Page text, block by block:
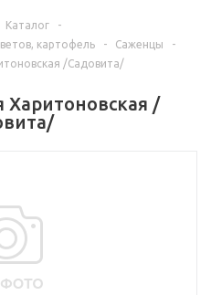
Каталог
-
картофель
- Саженцы
-
/Садовита/
/